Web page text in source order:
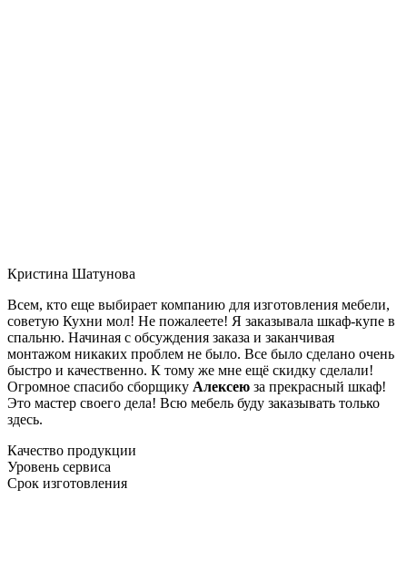
Кристина Шатунова
Всем, кто еще выбирает компанию для изготовления мебели,
советую Кухни мол! Не пожалеете! Я заказывала шкаф-купе в
спальню. Начиная с обсуждения заказа и заканчивая
монтажом никаких проблем не было. Все было сделано очень
быстро и качественно. К тому же мне ещё скидку сделали!
Огромное спасибо сборщику Алексею за прекрасный шкаф!
Это мастер своего дела! Всю мебель буду заказывать только
здесь.
Качество продукции
Уровень сервиса
Срок изготовления